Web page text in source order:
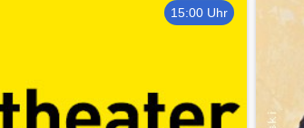
15:00 Uhr